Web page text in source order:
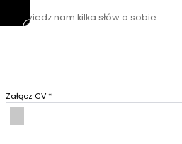
Powiedz nam kilka słów o sobie
Załącz CV *